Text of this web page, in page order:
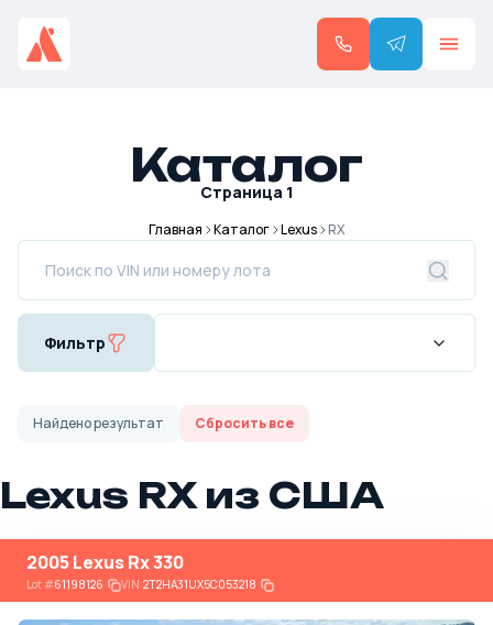
Каталог
Страница 1
Главная Каталог Lexus RX
Фильтр
Найденорезультат Сбросить все
Lexus RX из США
2005 Lexus Rx 330
Lot#61198126 VIN:2T2HA31UX5C053218